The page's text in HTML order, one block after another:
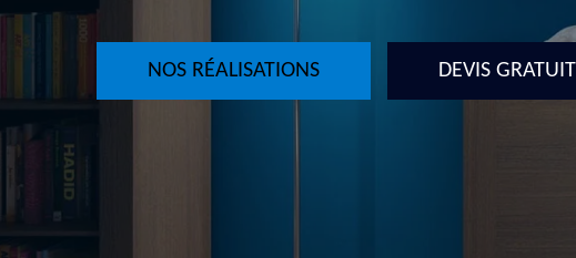
NOS RÉALISATIONS DEVIS GRATUIT